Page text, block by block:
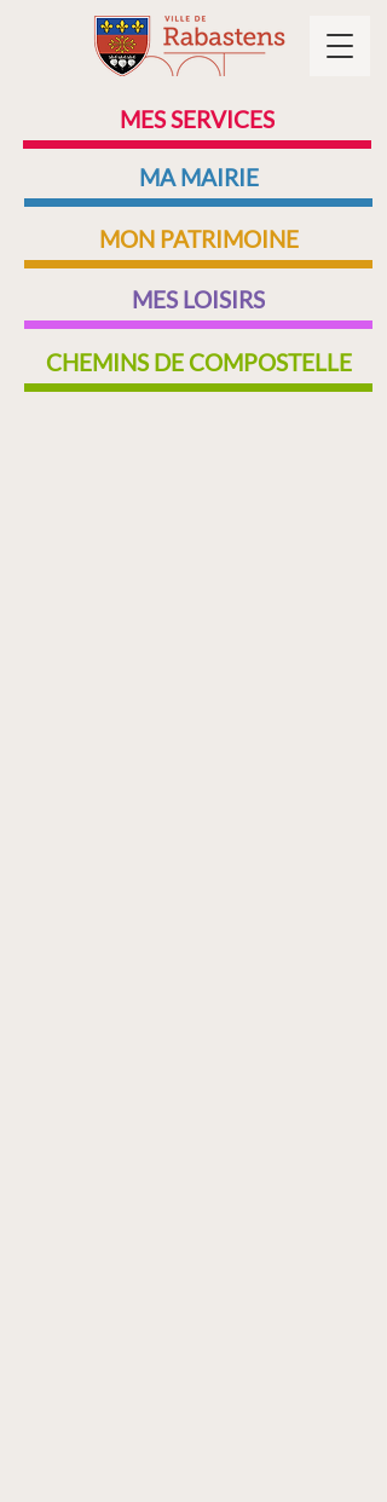
MES SERVICES
MA MAIRIE
MON PATRIMOINE
MES LOISIRS
CHEMINS DE COMPOSTELLE